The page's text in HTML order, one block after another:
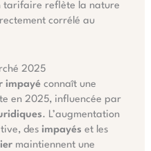
tarifaire reflète la nature
corrélé au
2025
impayé connaît une
en 2025, influencée par
. L’augmentation
des impayés et les
maintiennent une